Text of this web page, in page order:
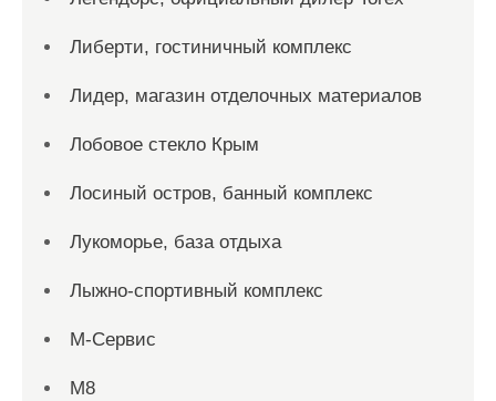
Либерти, гостиничный комплекс
Лидер, магазин отделочных материалов
Лобовое стекло Крым
Лосиный остров, банный комплекс
Лукоморье, база отдыха
Лыжно-спортивный комплекс
М-Сервис
М8